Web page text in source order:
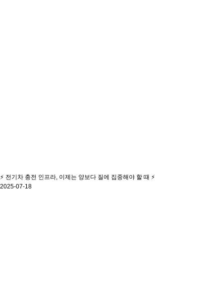
⚡ 전기차 충전 인프라, 이제는 양보다 질에 집중해야 할 때 ⚡
2025-07-18